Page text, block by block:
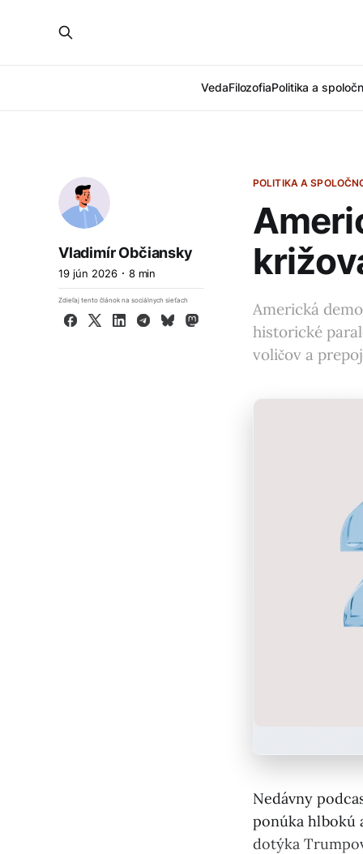
VedaFilozofiaPolitika a
POLITIKA A
Americká
historické
voličov a
Vladimír Občiansky
19 jún 2026 8 min
Zdieľaj tento článok na sociálnych sieťach
Facebook
X LinkedInTelegram
BlueskyMastodon
Nedávny
ponúka hlbokú
dotýka